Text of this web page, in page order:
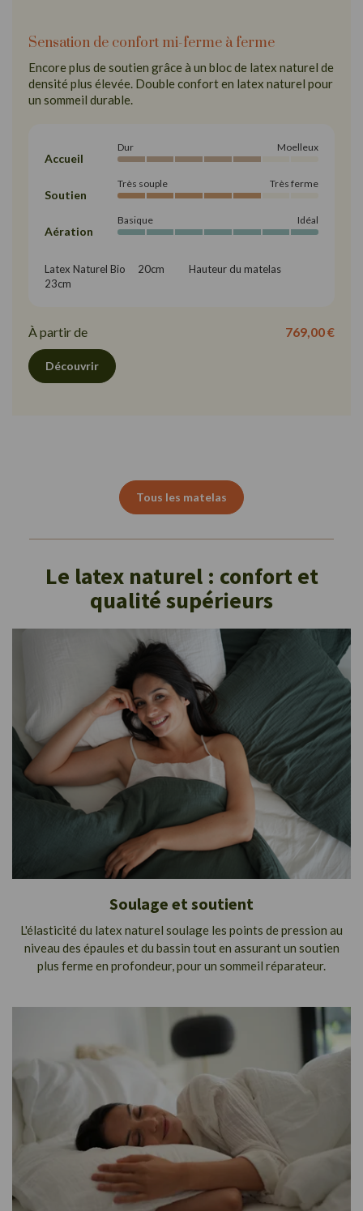
Sensation de confort mi-ferme à ferme
Encore plus de soutien grâce à un bloc de latex naturel de
densité plus élevée. Double confort en latex naturel pour
un sommeil durable.
Accueil
Dur Moelleux
Soutien
Très souple Très ferme
Aération
Basique Idéal
Latex Naturel Bio     20cm          Hauteur du matelas
23cm
À partir de 769,00 €
Découvrir
Tous les matelas
Le latex naturel : confort et
qualité supérieurs
Soulage et soutient
L'élasticité du latex naturel soulage les points de pression au
niveau des épaules et du bassin tout en assurant un soutien
plus ferme en profondeur, pour un sommeil réparateur.